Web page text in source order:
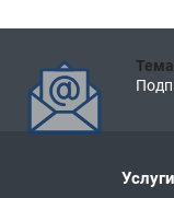
Услуги